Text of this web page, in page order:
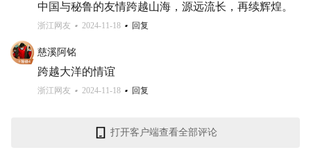
中国与秘鲁的友情跨越山海，源远流长，再续辉煌。
浙江网友 2024-11-18 回复
慈溪阿铭
跨越大洋的情谊
浙江网友 2024-11-18 回复
打开客户端查看全部评论